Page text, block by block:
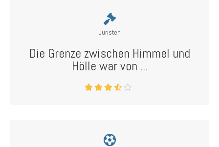
Juristen
Die Grenze zwischen Himmel und
Hölle war von ...